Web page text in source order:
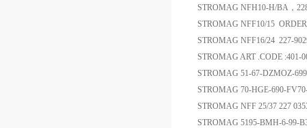
STROMAG NFH10-H/BA，
STROMAG NFF10/15
STROMAG NFF16/24 227-
STROMAG ART .CODE :401-
STROMAG 51-67-DZMOZ-
STROMAG 70-HGE-690-
STROMAG NFF 25/37 227
STROMAG 5195-BMH-6-99-